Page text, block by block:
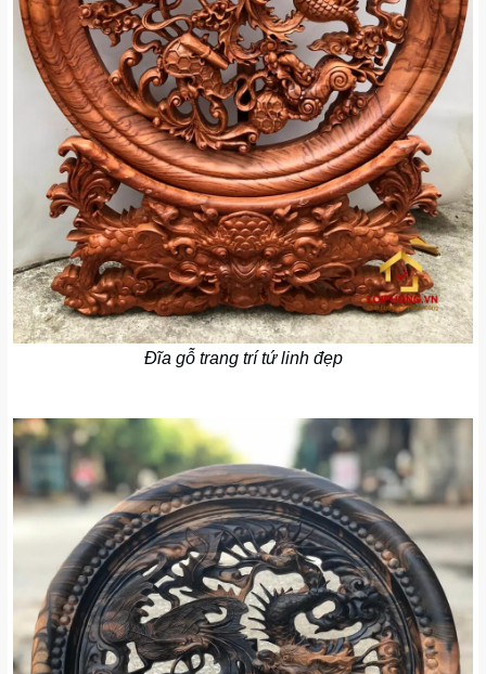
Đĩa gỗ trang trí tứ linh đẹp